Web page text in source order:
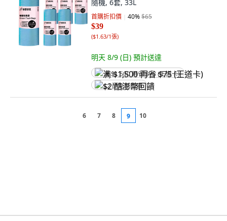
隨機, 6套, 33L
首購折扣價 40%$65
$39
($1.63/1張)
明天 8/9 (日) 預計送達
满 $1,500 再省 $75 (王道卡)
$2 酷澎幣回饋
6 7 8 9 10